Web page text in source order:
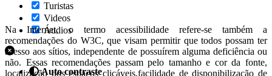
Turistas
Videos
Áudios
Auto contraste
Na Internet, o termo acessibilidade refere-se também a
recomendações do W3C, que visam permitir que todos possam ter
acesso aos sítios, independente de possuírem alguma deficiência ou
não. Essas recomendações passam pelo tamanho e cor da fonte,
localização dos espaços clicáveis,facilidade de disponibilização de